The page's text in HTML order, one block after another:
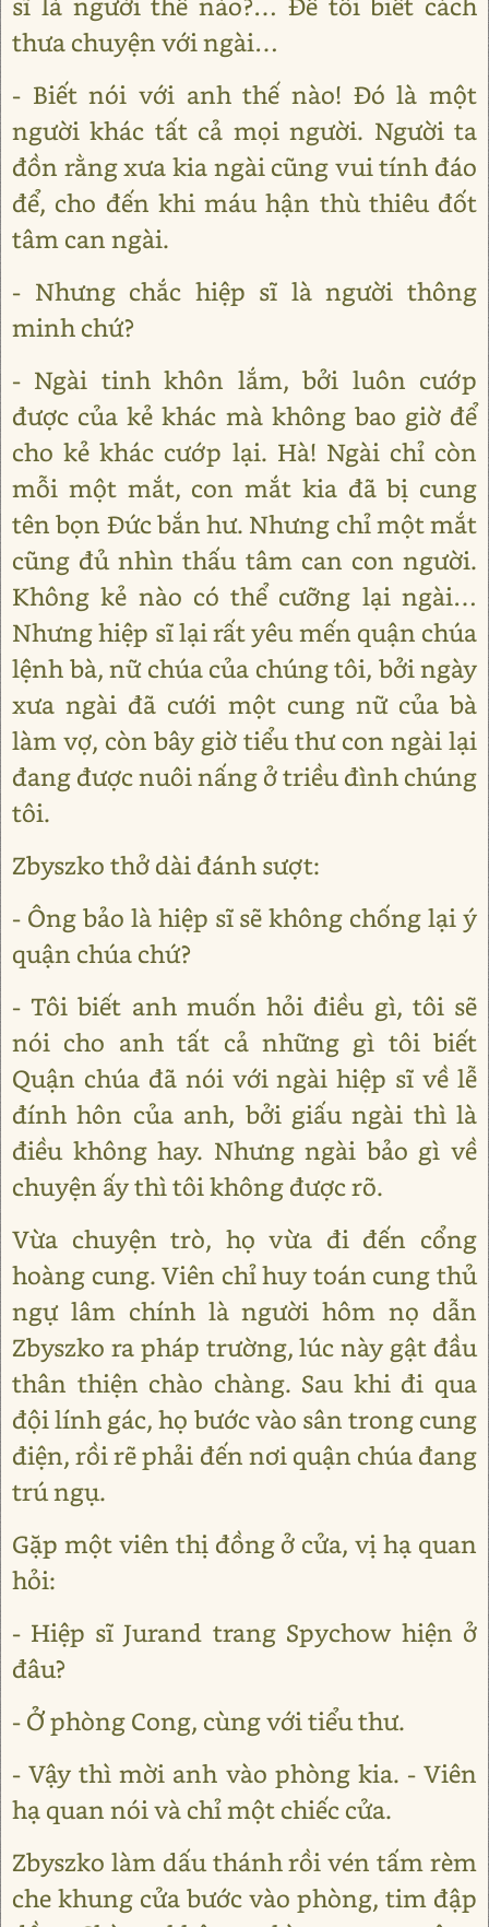
thưa chuyện với ngài…
- Biết nói với anh thế nào! Đó là một
người khác tất cả mọi người. Người ta
đồn rằng xưa kia ngài cũng vui tính đáo
để, cho đến khi máu hận thù thiêu đốt
tâm can ngài.
- Nhưng chắc hiệp sĩ là người thông
minh chứ?
- Ngài tinh khôn lắm, bởi luôn cướp
được của kẻ khác mà không bao giờ để
cho kẻ khác cướp lại. Hà! Ngài chỉ còn
mỗi một mắt, con mắt kia đã bị cung
tên bọn Đức bắn hư. Nhưng chỉ một mắt
cũng đủ nhìn thấu tâm can con người.
Không kẻ nào có thể cưỡng lại ngài…
Nhưng hiệp sĩ lại rất yêu mến quận chúa
lệnh bà, nữ chúa của chúng tôi, bởi ngày
xưa ngài đã cưới một cung nữ của bà
làm vợ, còn bây giờ tiểu thư con ngài lại
đang được nuôi nấng ở triều đình chúng
tôi.
Zbyszko thở dài đánh sượt:
- Ông bảo là hiệp sĩ sẽ không chống lại ý
quận chúa chứ?
- Tôi biết anh muốn hỏi điều gì, tôi sẽ
nói cho anh tất cả những gì tôi biết
Quận chúa đã nói với ngài hiệp sĩ về lễ
đính hôn của anh, bởi giấu ngài thì là
điều không hay. Nhưng ngài bảo gì về
chuyện ấy thì tôi không được rõ.
Vừa chuyện trò, họ vừa đi đến cổng
hoàng cung. Viên chỉ huy toán cung thủ
ngự lâm chính là người hôm nọ dẫn
Zbyszko ra pháp trường, lúc này gật đầu
thân thiện chào chàng. Sau khi đi qua
đội lính gác, họ bước vào sân trong cung
điện, rồi rẽ phải đến nơi quận chúa đang
trú ngụ.
Gặp một viên thị đồng ở cửa, vị hạ quan
hỏi:
- Hiệp sĩ Jurand trang Spychow hiện ở
đâu?
- Ở phòng Cong, cùng với tiểu thư.
- Vậy thì mời anh vào phòng kia. - Viên
hạ quan nói và chỉ một chiếc cửa.
Zbyszko làm dấu thánh rồi vén tấm rèm
che khung cửa bước vào phòng, tim đập